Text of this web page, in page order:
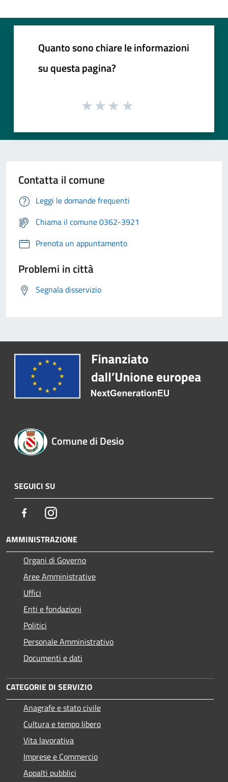
Quanto sono chiare le informazioni
su questa pagina?
Contatta il comune
Leggi le domande frequenti
Chiama il comune 0362-3921
Prenota un appuntamento
Problemi in città
Segnala disservizio
Comune di Desio
SEGUICI SU
FacebookInstagram
AMMINISTRAZIONE
Organi di Governo
Aree Amministrative
Uffici
Enti e fondazioni
Politici
Personale Amministrativo
Documenti e dati
CATEGORIE DI SERVIZIO
Anagrafe e stato civile
Cultura e tempo libero
Vita lavorativa
Imprese e Commercio
Appalti pubblici